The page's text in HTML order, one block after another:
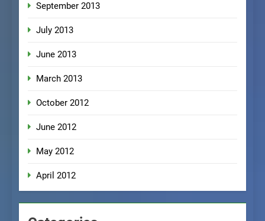
September 2013
July 2013
June 2013
March 2013
October 2012
June 2012
May 2012
April 2012